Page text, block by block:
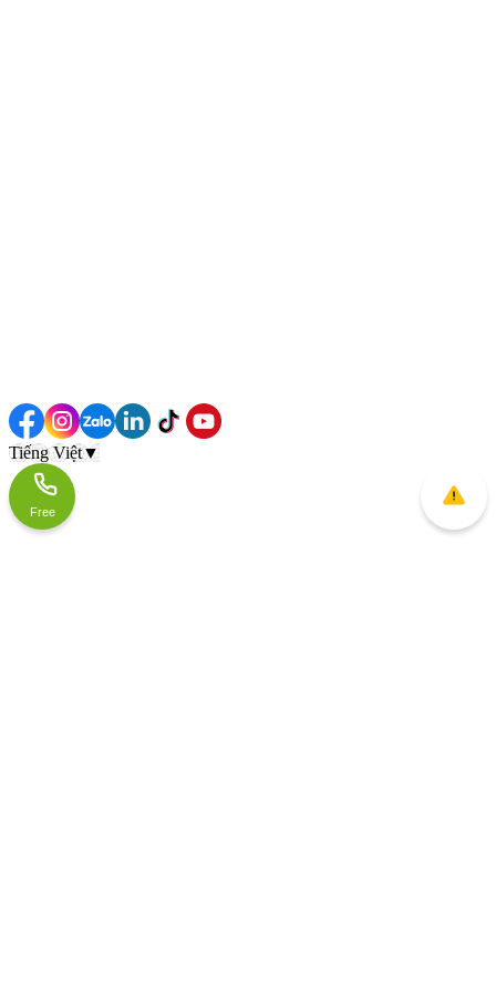
Tiếng Việt▼
Free